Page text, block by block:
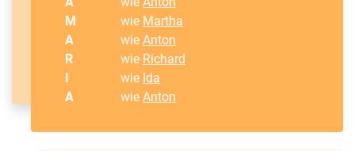
M
wie Martha
A
wieAnton
R
wie Richard
I
wie Ida
A
wieAnton